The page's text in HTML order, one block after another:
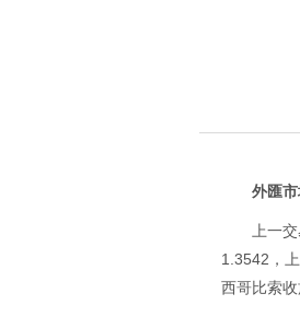
外匯
上一
1.3542，
西哥比索收